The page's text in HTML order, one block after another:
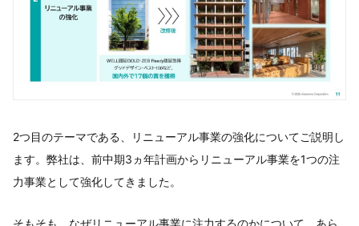
2つ目のテーマである、リニューアル事業の強化についてご説明し
ます。弊社は、前中期3ヵ年計画からリニューアル事業を1つの注
力事業として強化してきました。
そもそも、なぜリニューアル事業に注力するのかについて、あら